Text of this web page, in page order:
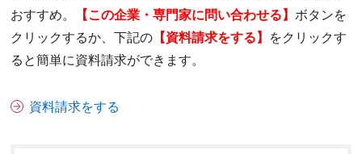
おすすめ。
【この企業・専門家に問い合わせる】 ボタンを
クリックするか、下記の 【資料請求をする】 をクリックす
ると簡単に資料請求ができます。
資料請求をする